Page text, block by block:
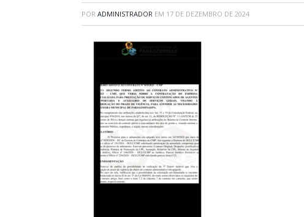
POR ADMINISTRADOR EM 17 DE DEZEMBRO DE 2024